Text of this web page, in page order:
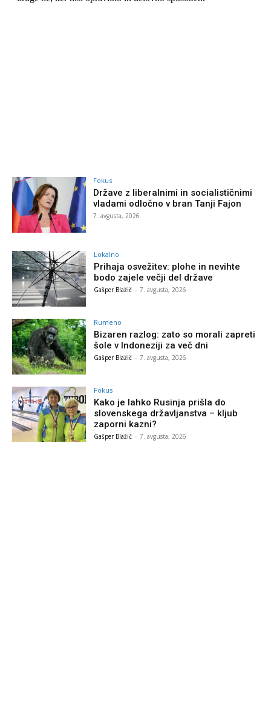
Fokus
Države z liberalnimi in socialističnimi
vladami odločno v bran Tanji Fajon
7. avgusta, 2026
Lokalno
Prihaja osvežitev: plohe in nevihte
bodo zajele večji del države
Gašper Blažič - 7. avgusta, 2026
Rumeno
Bizaren razlog: zato so morali zapreti
šole v Indoneziji za več dni
Gašper Blažič - 7. avgusta, 2026
Fokus
Kako je lahko Rusinja prišla do
slovenskega državljanstva – kljub
zaporni kazni?
Gašper Blažič - 7. avgusta, 2026